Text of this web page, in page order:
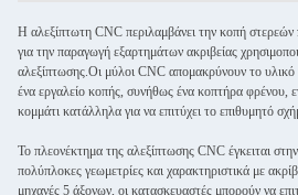
Η αλεξίπτωτη CNC περιλαμβάνει την κοπή
για την παραγωγή εξαρτημάτων ακριβείας
αλεξίπτωσης.Οι μύλοι CNC απομακρύνουν το υλικό
ένα εργαλείο κοπής, συνήθως ένα κοπτήρα φρένου,
κομμάτι κατάλληλα για να επιτύχει το επιθυμητό
Το πλεονέκτημα της αλεξίπτωσης CNC έγκειται
πολύπλοκες γεωμετρίες και χαρακτηριστικά με
μηχανές 5 άξονων, οι κατασκευαστές μπορούν να